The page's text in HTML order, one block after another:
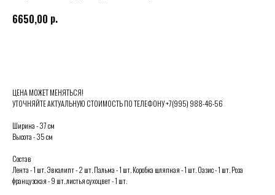
6650,00 р.
ЦЕНА МОЖЕТ МЕНЯТЬСЯ!
УТОЧНЯЙТЕ АКТУАЛЬНУЮ СТОИМОСТЬ ПО ТЕЛЕФОНУ +7(995) 988-46-56
Ширина - 37 см
Высота - 35 см
Состав
Лента - 1 шт. Эвкалипт - 2 шт. Пальма - 1 шт. Коробка шляпная - 1 шт. Оазис - 1 шт. Роза
французская - 9 шт. листья сухоцвет - 1 шт.